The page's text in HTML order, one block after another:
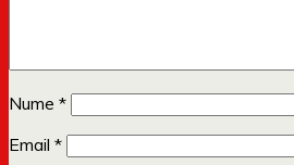
Nume *
Email *